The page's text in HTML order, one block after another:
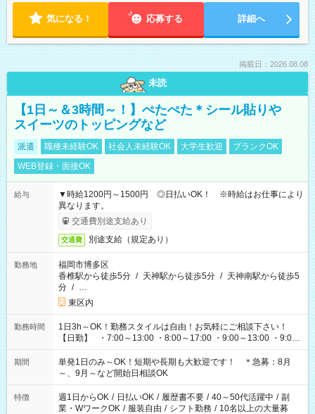
気になる！ 応募する 詳細へ
掲載日：2026.08.08
未読
【1日～＆3時間～！】ぺたぺた＊シール貼りや
スイーツのトッピングなど
派遣 職種未経験OK 社会人未経験OK 大学生歓迎
ブランクOK
WEB登録・面接OK
給与
▼時給1200円～1500円 ◎日払いOK！ ※時給はお仕事により
異なります。
交通費別途支給あり
交通費 別途支給（規定あり）
勤務地
福岡市博多区
香椎駅から徒歩5分 / 天神駅から徒歩5分 / 天神南駅から徒歩5
分 / …
東区内
勤務時間
1日3h～OK！勤務スタイルは自由！お気軽にご相談下さい！
【日勤】 ・7:00～13:00 ・8:00～17:00 ・9:00～13:00 ・9:00
～18:00 ・10:00～19:00 ・13:00～18:00 ・15:00～20:00 ・
16:00～19:00 【夜勤】 ・17:00～21:00 ・18:00～23:00 ・
21:00～翌6:00 ・23:00～翌8:00 など（他時間多数あり！）
期間
単発1日のみ～OK！短期や長期も大歓迎です！ ＊急募：8月
～、9月～など開始日相談OK
特徴 週1日からOK / 日払いOK / 履歴書不要 / 40～50代活躍中 / 副
業・WワークOK / 服装自由 / シフト勤務 / 10名以上の大量募